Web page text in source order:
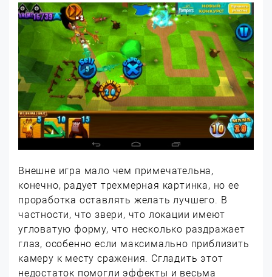
Внешне игра мало чем примечательна,
конечно, радует трехмерная картинка, но ее
проработка оставлять желать лучшего. В
частности, что звери, что локации имеют
угловатую форму, что несколько раздражает
глаз, особенно если максимально приблизить
камеру к месту сражения. Сгладить этот
недостаток помогли эффекты и весьма